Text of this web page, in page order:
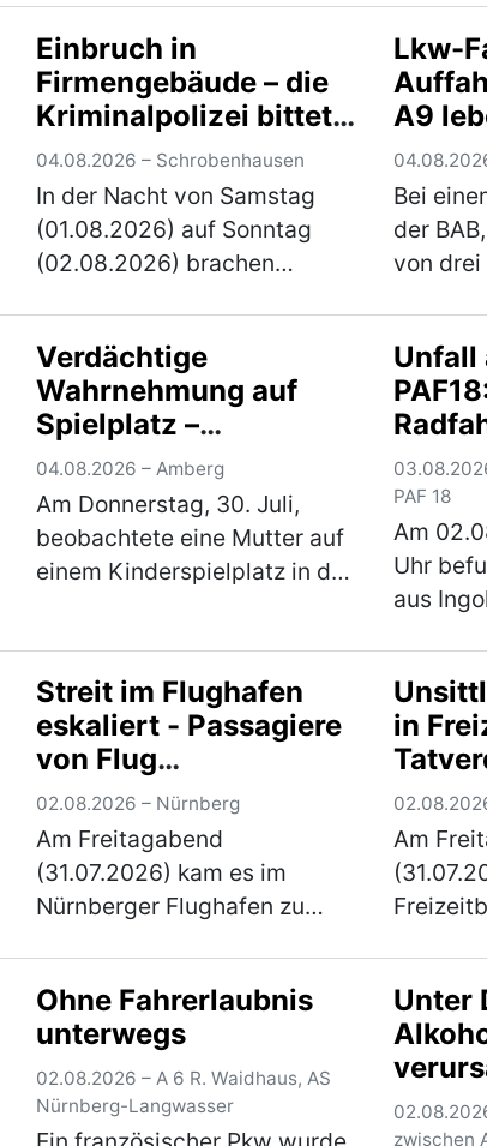
den rechten Fahrstreifen der
A 73 in Fahrtrichtung Suhl. Zu
diesem Zeitpunkt herrschte
dichter b…(mehr)
Einbruch in
Firmengebäude – die
Kriminalpolizei bittet
um Hinweise
04.08.2026 – Schrobenhausen
In der Nacht von Samstag
(01.08.2026) auf Sonntag
(02.08.2026) brachen
Schrobenhausen ein. Die
Kriminalpolizei Ingolstadt hat
die Ermittlungen übernomm…
(mehr)
Lkw-
A9
Bei
der
von
Fahrer
(mehr)
Verdächtige
Wahrnehmung auf
Spielplatz –
Kriminalpolizei sucht
Zeugen
04.08.2026 – Amberg
Am Donnerstag, 30. Juli,
beobachtete eine Mutter auf
einem Kinderspielplatz in der
suchte. Die
Kriminalpolizeiinspektion
Amberg…(mehr)
Unfall
zwei
PAF 18
Am
Uhr
aus
PAF18
aus…
Streit im Flughafen
eskaliert - Passagiere
von Flug
ausgeschlossen
02.08.2026 – Nürnberg
Am Freitagabend
(31.07.2026) kam es im
Nürnberger Flughafen zu
zwischen mehreren
Personen. Elf Personen
wurden von ihrem
anstehenden Flug
in
Am
fest.
Ohne Fahrerlaubnis
unterwegs
02.08.2026 – A 6 R. Waidhaus, AS
Nürnberg-Langwasser
Unter
zwischen